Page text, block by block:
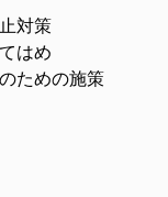
策
め
めの施策